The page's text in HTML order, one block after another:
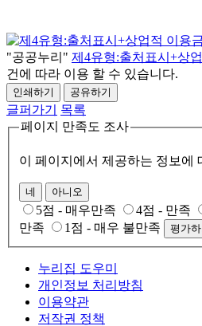
"공공누리" 제4유형:출처표시+상
건에 따라 이용 할 수 있습니다.
인쇄하기 공유하기
글퍼가기
목록
페이지 만족도 조사
이 페이지에서 제공하는 정보에
네 아니오
5점 - 매우만족 4점 - 만족
만족
1점 - 매우 불만족 평가하
누리집 도우미
개인정보 처리방침
이용약관
저작권 정책